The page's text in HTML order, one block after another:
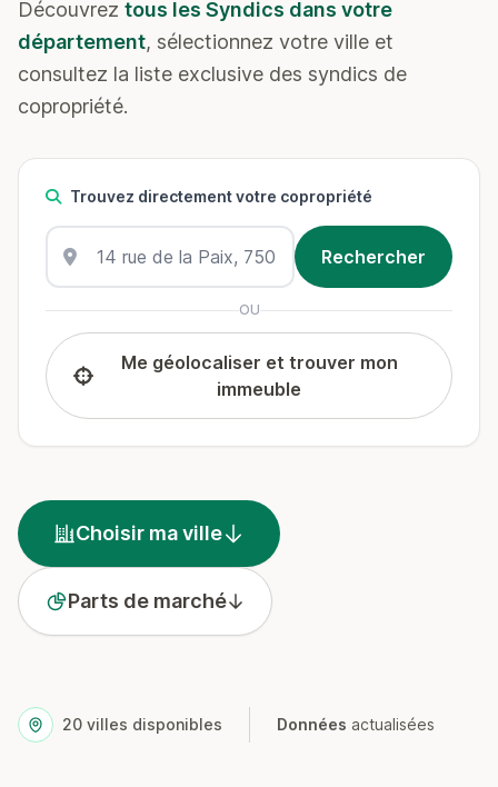
Découvrez tous les Syndics dans votre
département, sélectionnez votre ville et
consultez la liste exclusive des syndics de
copropriété.
Trouvez directement votre copropriété
OU
Me géolocaliser et trouver mon
immeuble
Choisir ma ville
Parts de marché
20 villes disponibles Données actualisées